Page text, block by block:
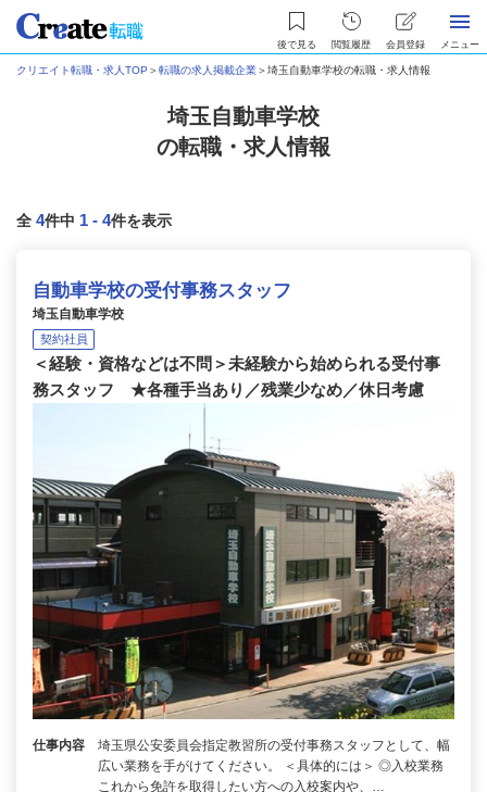
後で見る 閲覧履歴 会員登録 メニュー
クリエイト転職・求人TOP ＞転職の求人掲載企業＞埼玉自動車学校の転職・求人情報
埼玉自動車学校
の転職・求人情報
全 4件中 1 - 4件を表示
自動車学校の受付事務スタッフ
埼玉自動車学校
契約社員
＜経験・資格などは不問＞未経験から始められる受付事
務スタッフ ★各種手当あり／残業少なめ／休日考慮
仕事内容
埼玉県公安委員会指定教習所の受付事務スタッフとして、幅
広い業務を手がけてください。 ＜具体的には＞ ◎入校業務
これから免許を取得したい方への入校案内や、…